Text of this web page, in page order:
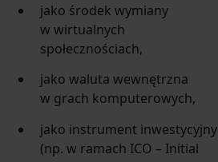
jako środek wymiany
w wirtualnych
społecznościach,
jako waluta wewnętrzna
w grach komputerowych,
jako instrument inwestycyjny
(np. w ramach ICO – Initial